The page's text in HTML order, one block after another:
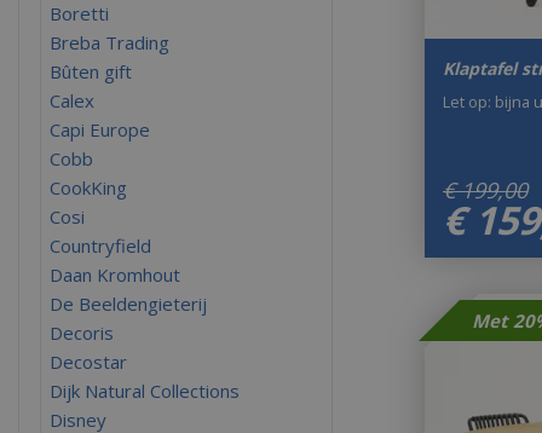
Klaptafel
€ 199,00
€ 159
Let op: bijna
Boretti
Breba Trading
Bûten gift
Calex
Capi Europe
Cobb
CookKing
Cosi
Countryfield
Daan Kromhout
De Beeldengieterij
Decoris
Decostar
Dijk Natural Collections
Disney